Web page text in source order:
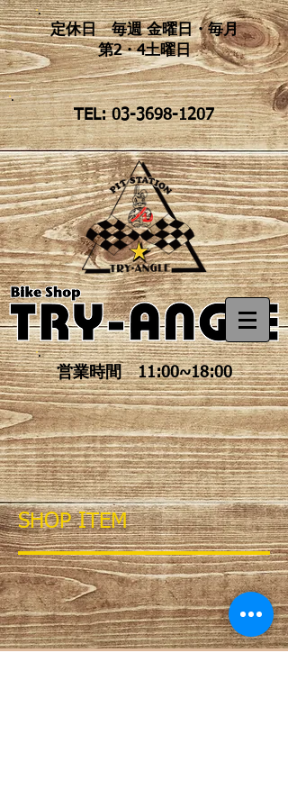
定休日 毎週 金曜日・毎月
第2・4土曜日
TEL: 03-3698-1207
営業時間 11:00~18:00
SHOP ITEM